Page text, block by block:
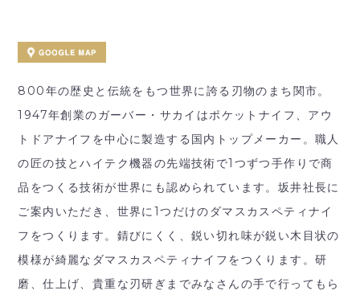
800年の歴史と伝統をもつ世界に誇る刃物のまち関市。
1947年創業のガーバー・サカイはポケットナイフ、アウ
トドアナイフを中心に製造する国内トップメーカー。職人
の匠の技とハイテク機器の先端技術で1つずつ手作りで商
品をつくる技術が世界にも認められています。坂井社長に
ご案内いただき、世界に1つだけのダマスカスペティナイ
フをつくります。錆びにくく、鋭い切れ味が鋭い木目状の
模様が綺麗なダマスカスペティナイフをつくります。研
磨、仕上げ、貴重な刃研ぎまでみなさんの手で行ってもら